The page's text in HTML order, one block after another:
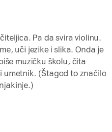
Pa da svira violinu.
uči jezike i slika. Onda je
muzičku školu, čita
umetnik. (Štagod to značilo